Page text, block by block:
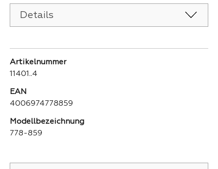
Details
Artikelnummer
11401..4
EAN
4006974778859
Modellbezeichnung
778-859